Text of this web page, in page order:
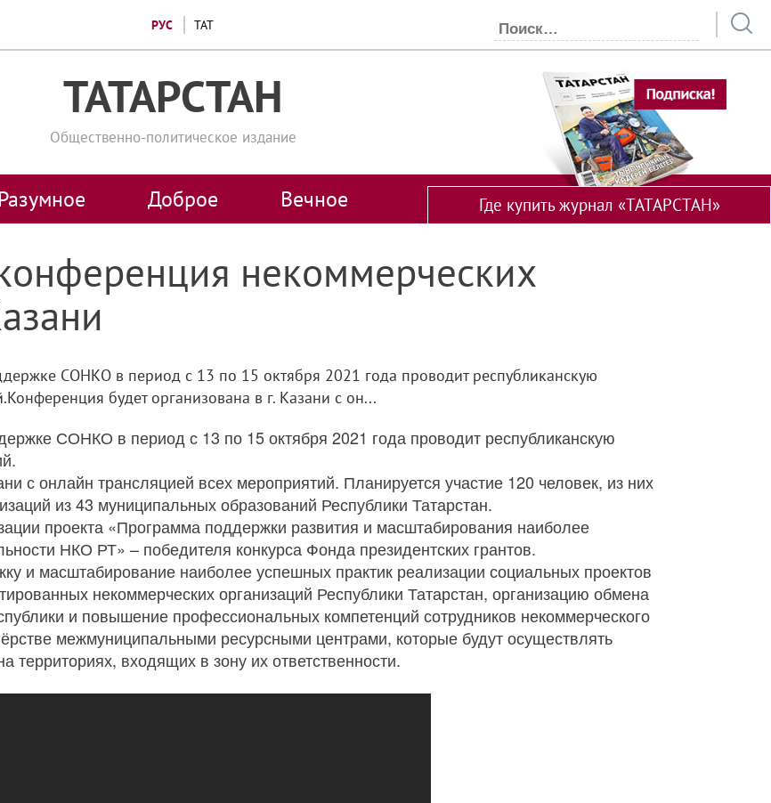
РУС ТАТ
ТАТАРСТАН
Общественно-политическое издание
Разумное Доброе Вечное Где купить журнал «ТАТАРСТАН»
некоммерческих
СОНКО в период с 13 по 15 октября 2021 года проводит республиканскую
будет организована в г. Казани с он...
СОНКО в период с 13 по 15 октября 2021 года проводит республиканскую
с онлайн трансляцией всех мероприятий. Планируется участие 120 человек, из них
из 43 муниципальных образований Республики Татарстан.
проекта «Программа поддержки развития и масштабирования наиболее
НКО РТ» – победителя конкурса Фонда президентских грантов.
и масштабирование наиболее успешных практик реализации социальных проектов
некоммерческих организаций Республики Татарстан, организацию обмена
и повышение профессиональных компетенций сотрудников некоммерческого
межмуниципальными ресурсными центрами, которые будут осуществлять
входящих в зону их ответственности.